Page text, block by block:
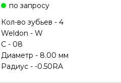
по запросу
Кол-во зубьев - 4
Weldon - W
С - 08
Диаметр - 8.00 мм
Радиус - -0.50RA